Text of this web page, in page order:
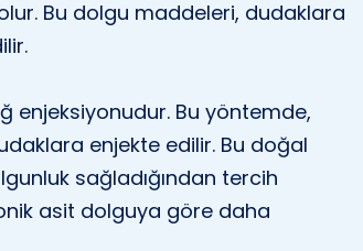
Bu dolgu maddeleri, dudaklara
enjeksiyonudur. Bu yöntemde,
enjekte edilir. Bu doğal
sağladığından tercih
asit dolguya göre daha